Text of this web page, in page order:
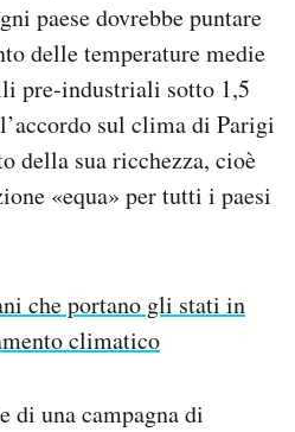
paese dovrebbe puntare
delle temperature medie
pre-industriali sotto 1,5
sul clima di Parigi
della sua ricchezza, cioè
«equa» per tutti i paesi
che portano gli stati in
climatico
di una campagna di